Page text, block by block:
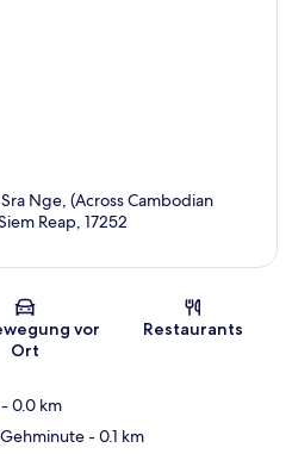
Nge, (Across Cambodian
Reap, 17252
vor
Ort
Restaurants
- 0.0 km
- 0.1 km